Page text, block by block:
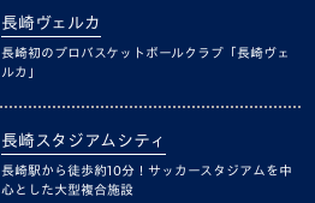
長崎ヴェルカ
長崎初のプロバスケットボールクラブ「長崎ヴェ
ルカ」
長崎スタジアムシティ
長崎駅から徒歩約10分！サッカースタジアムを中
心とした大型複合施設